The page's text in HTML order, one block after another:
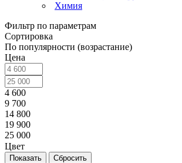
Химия
Фильтр по параметрам
Сортировка
По популярности (возрастание)
Цена
4 600
9 700
14 800
19 900
25 000
Цвет
Сбросить